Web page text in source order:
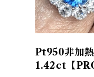
Pt950非加
1.42ct【